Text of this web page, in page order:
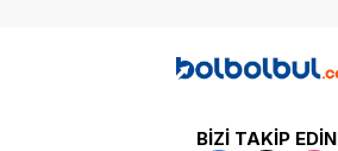
BİZİ TAKİP EDİN